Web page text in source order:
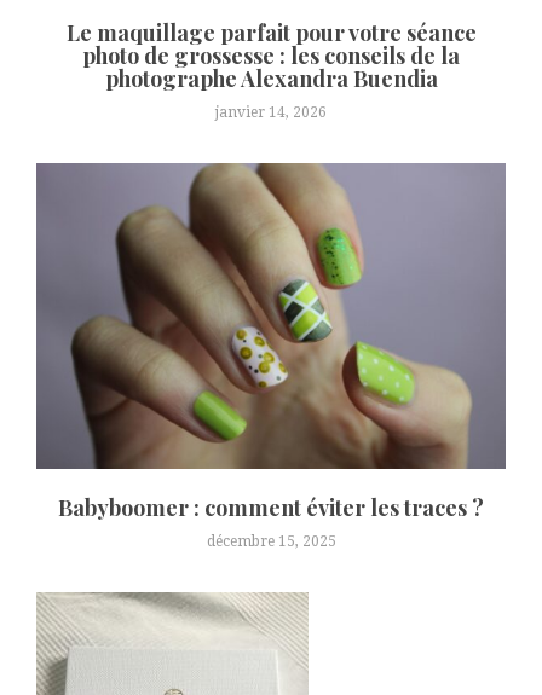
Le maquillage parfait pour votre séance
photo de grossesse : les conseils de la
photographe Alexandra Buendia
janvier 14, 2026
Babyboomer : comment éviter les traces ?
décembre 15, 2025